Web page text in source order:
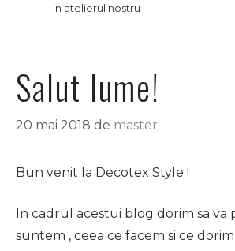
in atelierul nostru
Salut lume!
20 mai 2018 de master
Bun venit la Decotex Style !
In cadrul acestui blog dorim sa va
suntem , ceea ce facem si ce